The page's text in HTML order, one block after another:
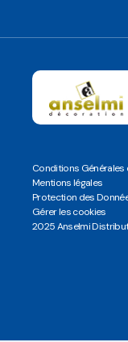
Conditions Générales
Mentions légales
Protection des
Gérer les cookies
2025 Anselmi